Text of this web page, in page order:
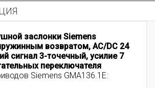
заслонки Siemens
возвратом, AC/DC 24
сигнал 3-точечный, усилие 7
переключателя
Siemens GMA136.1E: